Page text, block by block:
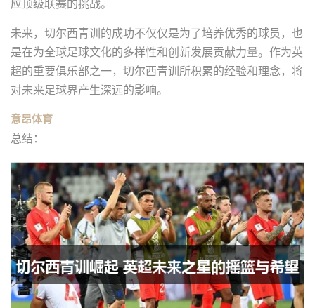
应顶级联赛的挑战。
未来，切尔西青训的成功不仅仅是为了培养优秀的球员，也
是在为全球足球文化的多样性和创新发展贡献力量。作为英
超的重要俱乐部之一，切尔西青训所积累的经验和理念，将
对未来足球界产生深远的影响。
意昂体育
总结：